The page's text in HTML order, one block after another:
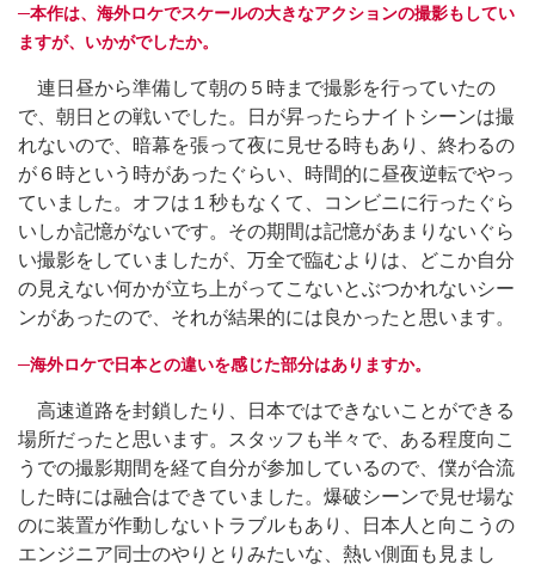
─本作は、海外ロケでスケールの大きなアクションの撮影もしてい
ますが、いかがでしたか。
連日昼から準備して朝の５時まで撮影を行っていたの
で、朝日との戦いでした。日が昇ったらナイトシーンは撮
れないので、暗幕を張って夜に見せる時もあり、終わるの
が６時という時があったぐらい、時間的に昼夜逆転でやっ
ていました。オフは１秒もなくて、コンビニに行ったぐら
いしか記憶がないです。その期間は記憶があまりないぐら
い撮影をしていましたが、万全で臨むよりは、どこか自分
の見えない何かが立ち上がってこないとぶつかれないシー
ンがあったので、それが結果的には良かったと思います。
─海外ロケで日本との違いを感じた部分はありますか。
高速道路を封鎖したり、日本ではできないことができる
場所だったと思います。スタッフも半々で、ある程度向こ
うでの撮影期間を経て自分が参加しているので、僕が合流
した時には融合はできていました。爆破シーンで見せ場な
のに装置が作動しないトラブルもあり、日本人と向こうの
エンジニア同士のやりとりみたいな、熱い側面も見まし